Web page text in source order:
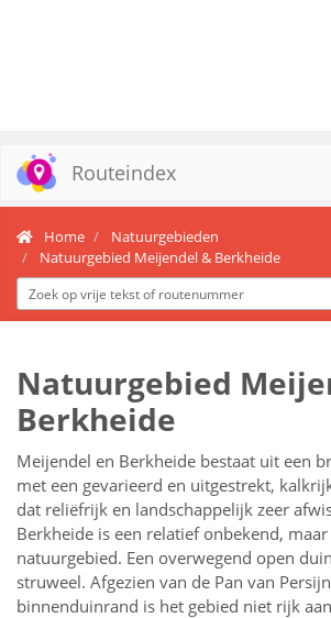
Routeindex
Home
Natuurgebieden
Natuurgebied Meijendel & Berkheide
Natuurgebied
Berkheide
Meijendel en Berkheide bestaat uit een
met een gevarieerd en uitgestrekt,
dat reliëfrijk en landschappelijk zeer
Berkheide is een relatief onbekend,
natuurgebied. Een overwegend open
struweel. Afgezien van de Pan van
binnenduinrand is het gebied niet rijk